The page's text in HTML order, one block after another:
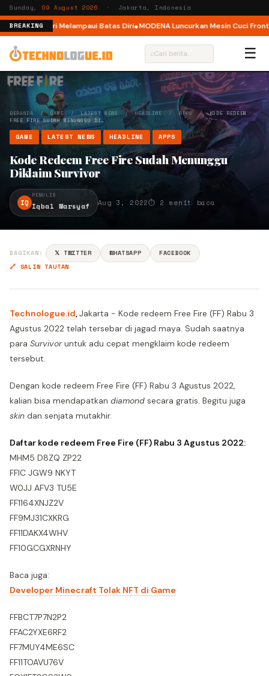
Sunday, 09 August 2026 · Jakarta, Indonesia
BREAKING
Ajak Pelari Melampaui Batas Diri MODENA Luncurkan Mesin Cuci Front
⌕ ☰
BERANDA / GAME/ LATEST NEWS /HEADLINE /APPS /KODE REDEEM
FREE FIRE SUDAH MENUNGGU DI…
GAME LATEST NEWS HEADLINE APPS
Kode Redeem Free Fire Sudah Menunggu
Diklaim Survivor
IQ
PENULIS
Iqbal Marsyaf Aug 3, 2022⏱ 2 menit baca
BAGIKAN: 𝕏 TWITTER WHATSAPP
FACEBOOK
🔗 SALIN TAUTAN
Technologue.id,Jakarta - Kode redeem Free Fire (FF) Rabu 3
Agustus 2022 telah tersebar di jagad maya. Sudah saatnya
para Survivoruntuk adu cepat mengklaim kode redeem
tersebut.
Dengan kode redeem Free Fire (FF) Rabu 3 Agustus 2022,
kalian bisa mendapatkan diamond secara gratis. Begitu juga
skin dan senjata mutakhir.
Daftar kode redeem Free Fire (FF) Rabu 3 Agustus 2022:
MHM5 D8ZQ ZP22
FFIC JGW9 NKYT
W0JJ AFV3 TU5E
FF1164XNJZ2V
FF9MJ31CXKRG
FF11DAKX4WHV
FF10GCGXRNHY
Baca juga:
Developer Minecraft Tolak NFT di Game
FFBCT7P7N2P2
FFAC2YXE6RF2
FF7MUY4ME6SC
FF11TOAVU76V